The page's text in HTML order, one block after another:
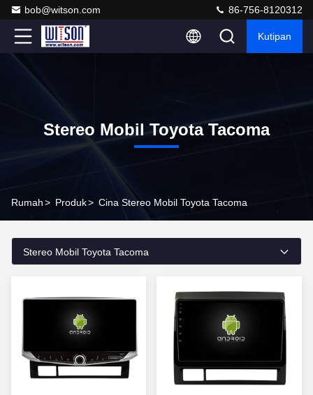
bob@witson.com 86-756-8120312
Kutipan
Stereo Mobil Toyota Tacoma
Rumah> Produk> Cina Stereo Mobil Toyota Tacoma
Stereo Mobil Toyota Tacoma